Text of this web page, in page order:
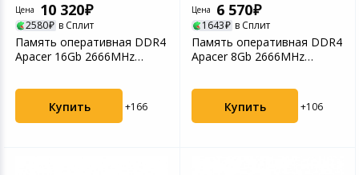
Цена 10 320
2580 в Сплит
Память оперативная DDR4
Apacer 16Gb 2666MHz
Купить +166
Цена 6 570
1643 в Сплит
Память оперативная DDR4
Apacer 8Gb 2666MHz
Купить +106